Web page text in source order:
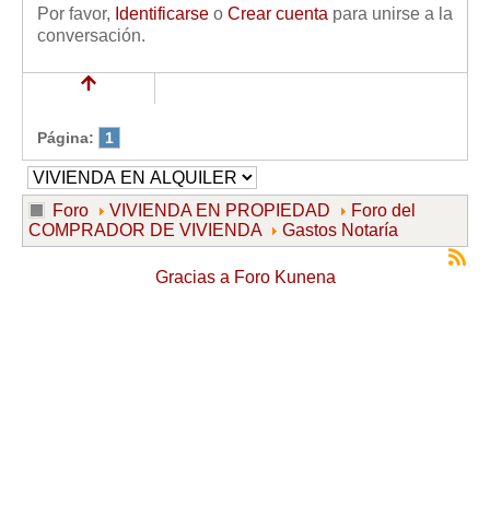
Por favor, Identificarse o Crear cuenta para unirse a la
conversación.
Página: 1
Foro VIVIENDA EN PROPIEDAD
Foro del
COMPRADOR DE VIVIENDA
Gastos Notaría
Gracias a Foro Kunena